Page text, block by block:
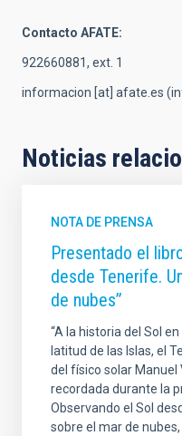
Contacto AFATE:
922660881, ext. 1
informacion [at] afate.es
Noticias
NOTA DE PRENSA
Presentado el
desde Tenerife.
de nubes”
“A la historia del Sol
latitud de las Islas, el
del físico solar
recordada durante la
Observando el Sol
sobre el mar de